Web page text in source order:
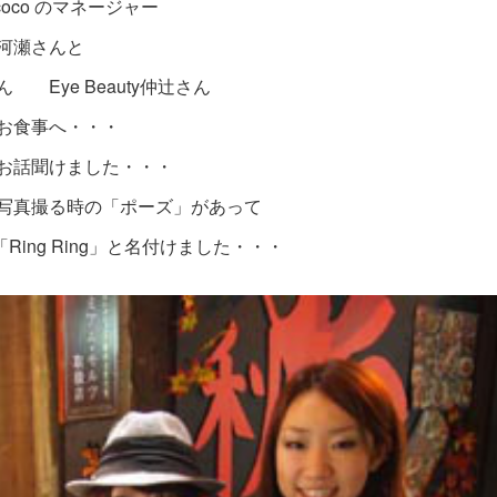
のマネージャー
瀬さんと
Eye Beauty仲辻さん
食事へ・・・
話聞けました・・・
撮る時の「ポーズ」があって
Ring」と名付けました・・・